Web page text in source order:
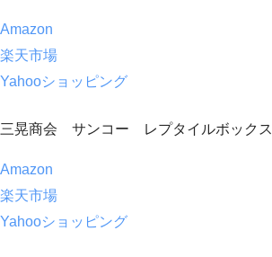
Amazon
楽天市場
Yahooショッピング
三晃商会 サンコー レプタイルボックス
Amazon
楽天市場
Yahooショッピング